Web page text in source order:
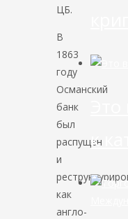
ЦБ.
В
1863
году
Османский
банк
был
распущен
и
как
англо-
к